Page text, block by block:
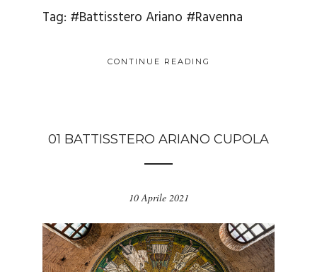
Tag: #Battisstero Ariano #Ravenna
CONTINUE READING
01 BATTISSTERO ARIANO CUPOLA
10 Aprile 2021